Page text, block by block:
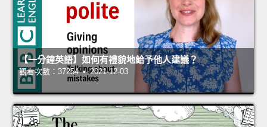
【一分鐘英語】如何有禮貌地給予他人建議？
觀看次數：37254 • 2021-12-03